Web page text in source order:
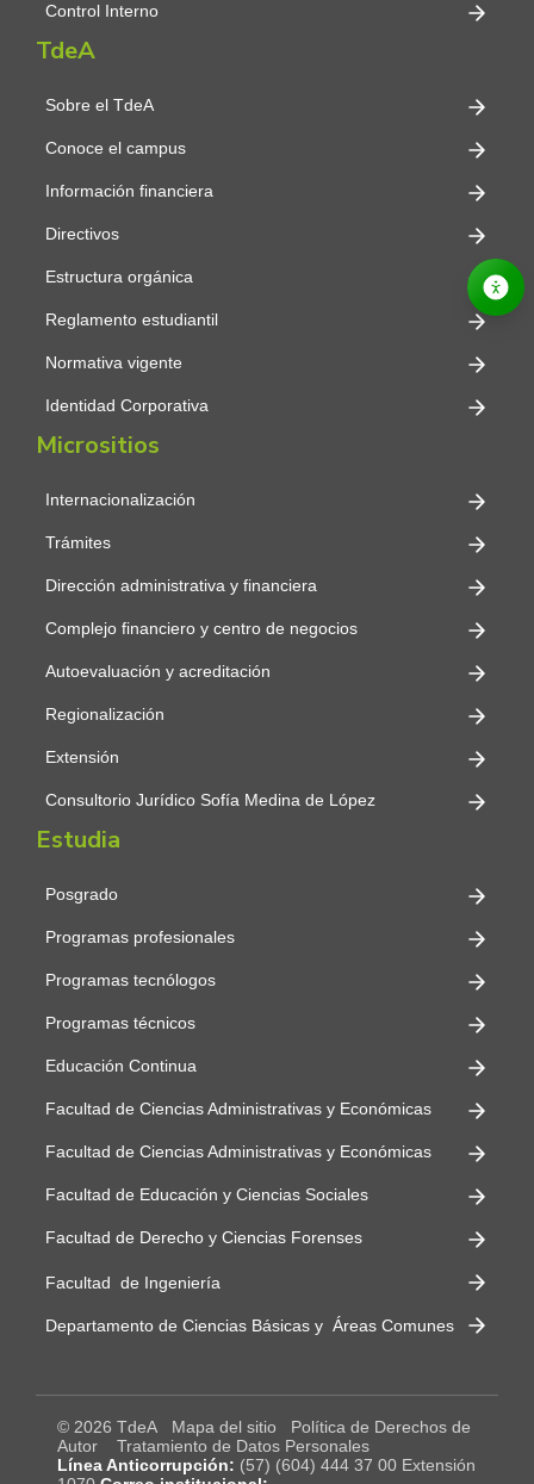
Control Interno
TdeA
Sobre el TdeA
Conoce el campus
Información financiera
Directivos
Estructura orgánica
Reglamento estudiantil
Normativa vigente
Identidad Corporativa
Micrositios
Internacionalización
Trámites
Dirección administrativa y financiera
Complejo financiero y centro de negocios
Autoevaluación y acreditación
Regionalización
Extensión
Consultorio Jurídico Sofía Medina de López
Estudia
Posgrado
Programas profesionales
Programas tecnólogos
Programas técnicos
Educación Continua
Facultad de Ciencias Administrativas y Económicas
Facultad de Ciencias Administrativas y Económicas
Facultad de Educación y Ciencias Sociales
Facultad de Derecho y Ciencias Forenses
Facultad de Ingeniería
Departamento de Ciencias Básicas y Áreas Comunes
© 2026 TdeA Mapa del sitio
Política de Derechos de
Autor
Tratamiento de Datos Personales
Línea Anticorrupción: (57) (604) 444 37 00 Extensión